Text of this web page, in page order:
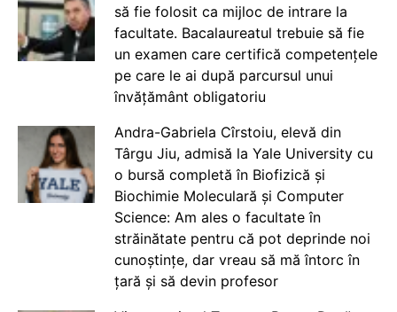
să fie folosit ca mijloc de intrare la
facultate. Bacalaureatul trebuie să fie
un examen care certifică competențele
pe care le ai după parcursul unui
învățământ obligatoriu
Andra-Gabriela Cîrstoiu, elevă din
Târgu Jiu, admisă la Yale University cu
o bursă completă în Biofizică și
Biochimie Moleculară și Computer
Science: Am ales o facultate în
străinătate pentru că pot deprinde noi
cunoștințe, dar vreau să mă întorc în
țară și să devin profesor